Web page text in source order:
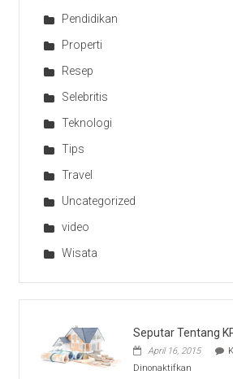
Pendidikan
Properti
Resep
Selebritis
Teknologi
Tips
Travel
Uncategorized
video
Wisata
Seputar Tentang
April 16, 2015
Dinonaktifkan